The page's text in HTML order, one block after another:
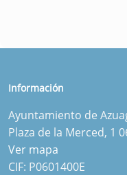
Información
Ayuntamiento de
Plaza de la Merced, 1
Ver mapa
CIF: P0601400E